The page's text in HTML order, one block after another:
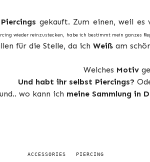
gekauft. Zum einen, weil
wieder reinzustecken, habe ich bestimmt mein ganzes
für die Stelle, da ich Weiß am
Welches Motiv
Und habt ihr selbst Piercings?
wo kann ich meine Sammlung in
ACCESSORIES PIERCING